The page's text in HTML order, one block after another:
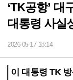
‘TK공항’
대통령 사실
2026-05-17 18:14
이 대통령 TK